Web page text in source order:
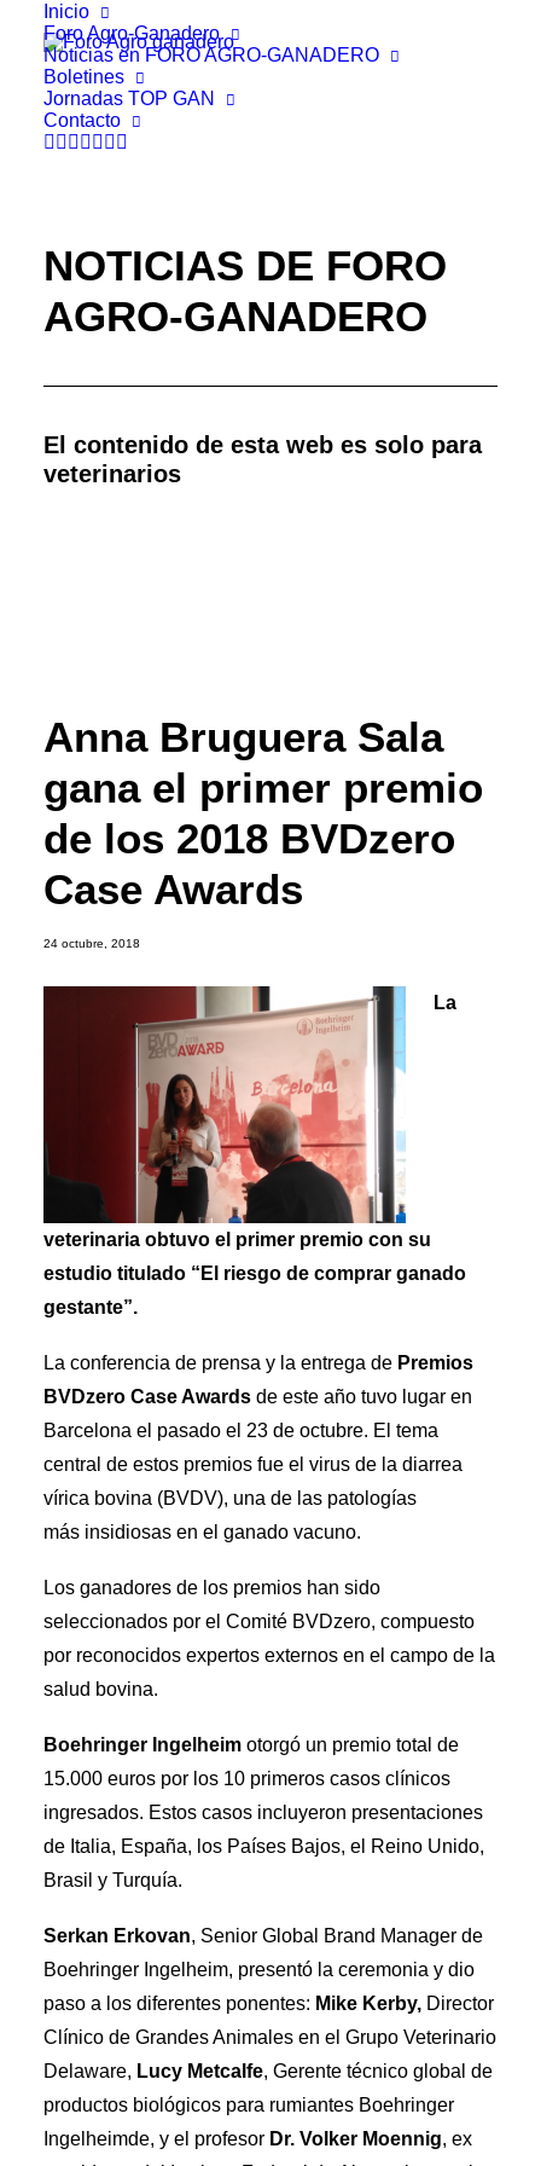
Inicio
Foro Agro-Ganadero
Noticias en FORO AGRO-GANADERO
Boletines
Jornadas TOP GAN
Contacto
NOTICIAS DE FORO
AGRO-GANADERO
El contenido de esta web es solo para
veterinarios
Anna Bruguera Sala
gana el primer premio
de los 2018 BVDzero
Case Awards
24 octubre, 2018
La
veterinaria obtuvo el primer premio con su
estudio titulado “El riesgo de comprar ganado
gestante”.
La conferencia de prensa y la entrega de Premios
BVDzero Case Awards de este año tuvo lugar en
Barcelona el pasado el 23 de octubre. El tema
central de estos premios fue el virus de la diarrea
vírica bovina (BVDV), una de las patologías
más insidiosas en el ganado vacuno.
Los ganadores de los premios han sido
seleccionados por el Comité BVDzero, compuesto
por reconocidos expertos externos en el campo de la
salud bovina.
Boehringer Ingelheim otorgó un premio total de
15.000 euros por los 10 primeros casos clínicos
ingresados. Estos casos incluyeron presentaciones
de Italia, España, los Países Bajos, el Reino Unido,
Brasil y Turquía.
Serkan Erkovan, Senior Global Brand Manager de
Boehringer Ingelheim, presentó la ceremonia y dio
paso a los diferentes ponentes: Mike Kerby, Director
Clínico de Grandes Animales en el Grupo Veterinario
Delaware, Lucy Metcalfe, Gerente técnico global de
productos biológicos para rumiantes Boehringer
Ingelheimde, y el profesor Dr. Volker Moennig, ex